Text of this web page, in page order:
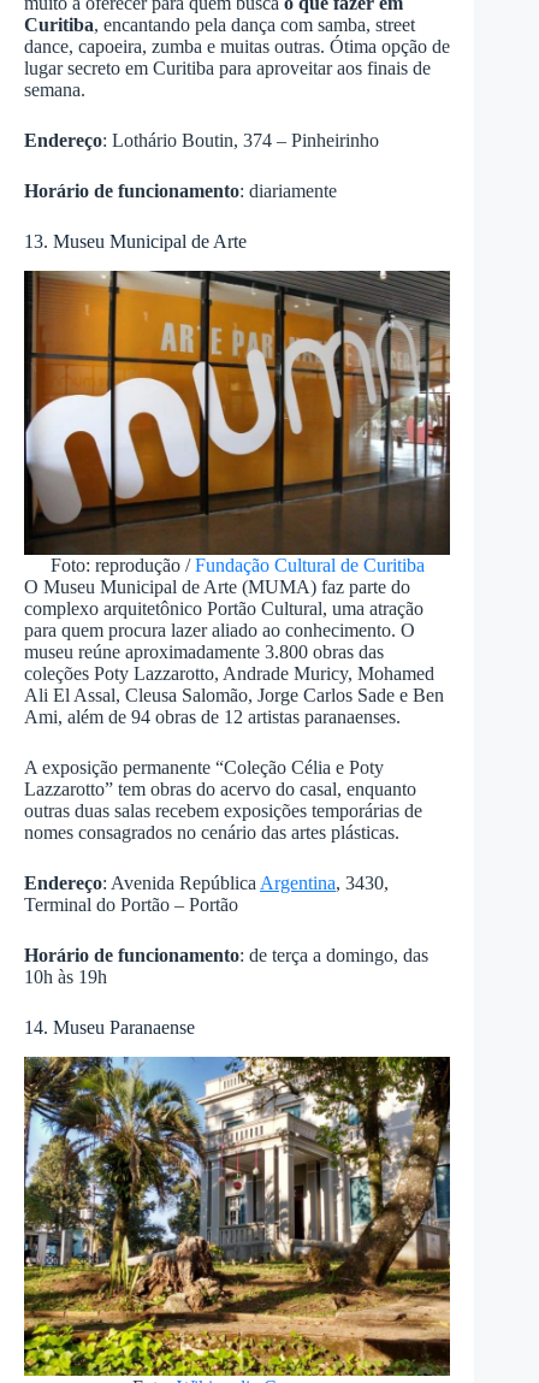
Curitiba, encantando pela dança com samba, street
dance, capoeira, zumba e muitas outras. Ótima opção de
lugar secreto em Curitiba para aproveitar aos finais de
semana.
Endereço: Lothário Boutin, 374 – Pinheirinho
Horário de funcionamento: diariamente
13. Museu Municipal de Arte
Foto: reprodução /Fundação Cultural de Curitiba
O Museu Municipal de Arte (MUMA) faz parte do
complexo arquitetônico Portão Cultural, uma atração
para quem procura lazer aliado ao conhecimento. O
museu reúne aproximadamente 3.800 obras das
coleções Poty Lazzarotto, Andrade Muricy, Mohamed
Ali El Assal, Cleusa Salomão, Jorge Carlos Sade e Ben
Ami, além de 94 obras de 12 artistas paranaenses.
A exposição permanente “Coleção Célia e Poty
Lazzarotto” tem obras do acervo do casal, enquanto
outras duas salas recebem exposições temporárias de
nomes consagrados no cenário das artes plásticas.
Endereço: Avenida República Argentina, 3430,
Terminal do Portão – Portão
Horário de funcionamento: de terça a domingo, das
10h às 19h
14. Museu Paranaense